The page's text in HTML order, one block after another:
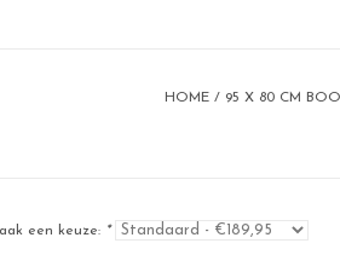
HOME / 95 X 80 CM
een keuze: *